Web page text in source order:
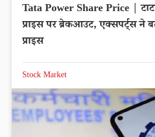
Tata Power Share Price |
प्राइस पर ब्रेकआउट, एक्सपर्ट्स ने
प्राइस
Stock Market